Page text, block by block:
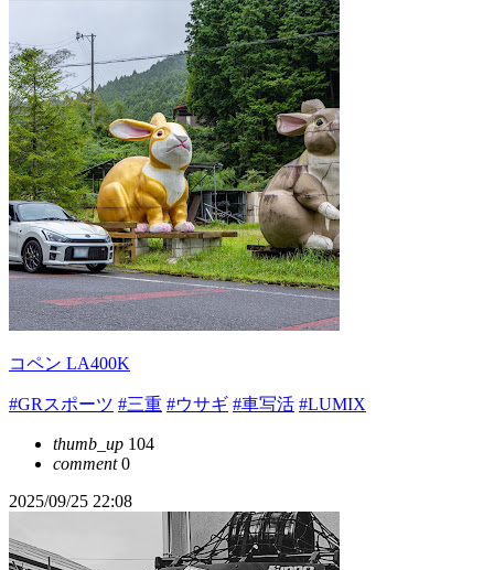
コペン LA400K
#GRスポーツ #三重 #ウサギ #車写活 #LUMIX
thumb_up 104
comment0
2025/09/25 22:08